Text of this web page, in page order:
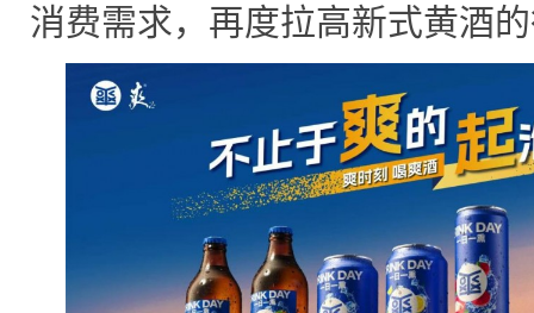
消费需求，再度拉高新式黄酒